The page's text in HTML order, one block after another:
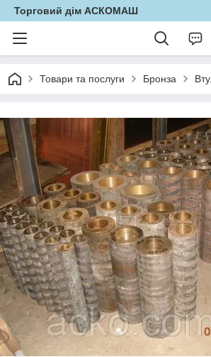
Торговий дім АСКОМАШ
Товари та послуги Бронза